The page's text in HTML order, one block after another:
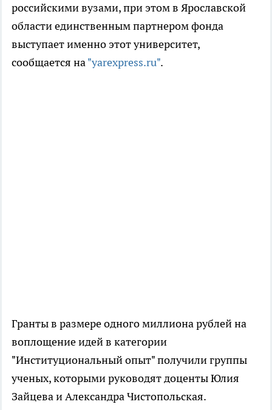
российскими вузами, при этом в Ярославской
области единственным партнером фонда
выступает именно этот университет,
сообщается на"yarexpress.ru".
Гранты в размере одного миллиона рублей на
воплощение идей в категории
"Институциональный опыт" получили группы
ученых, которыми руководят доценты Юлия
Зайцева и Александра Чистопольская.